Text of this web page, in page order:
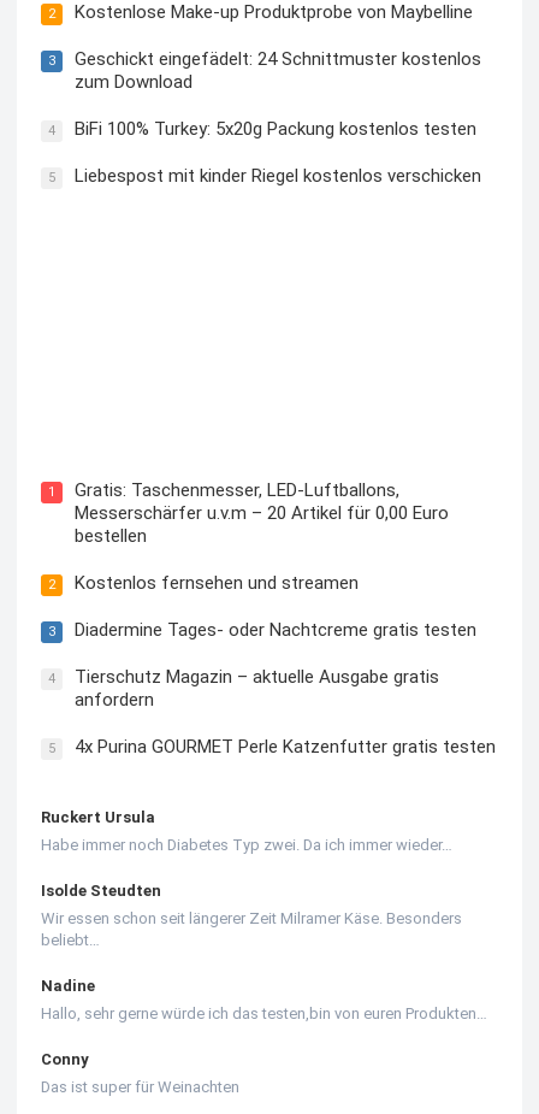
2 Kostenlose Make-up Produktprobe von Maybelline
3
Geschickt eingefädelt: 24 Schnittmuster kostenlos
zum Download
4 BiFi 100% Turkey: 5x20g Packung kostenlos testen
5 Liebespost mit kinder Riegel kostenlos verschicken
1
Gratis: Taschenmesser, LED-Luftballons,
Messerschärfer u.v.m – 20 Artikel für 0,00 Euro
bestellen
2 Kostenlos fernsehen und streamen
3 Diadermine Tages- oder Nachtcreme gratis testen
4
Tierschutz Magazin – aktuelle Ausgabe gratis
anfordern
5 4x Purina GOURMET Perle Katzenfutter gratis testen
Ruckert Ursula
Habe immer noch Diabetes Typ zwei. Da ich immer wieder…
Isolde Steudten
Wir essen schon seit längerer Zeit Milramer Käse. Besonders
beliebt…
Nadine
Hallo, sehr gerne würde ich das testen,bin von euren Produkten…
Conny
Das ist super für Weinachten